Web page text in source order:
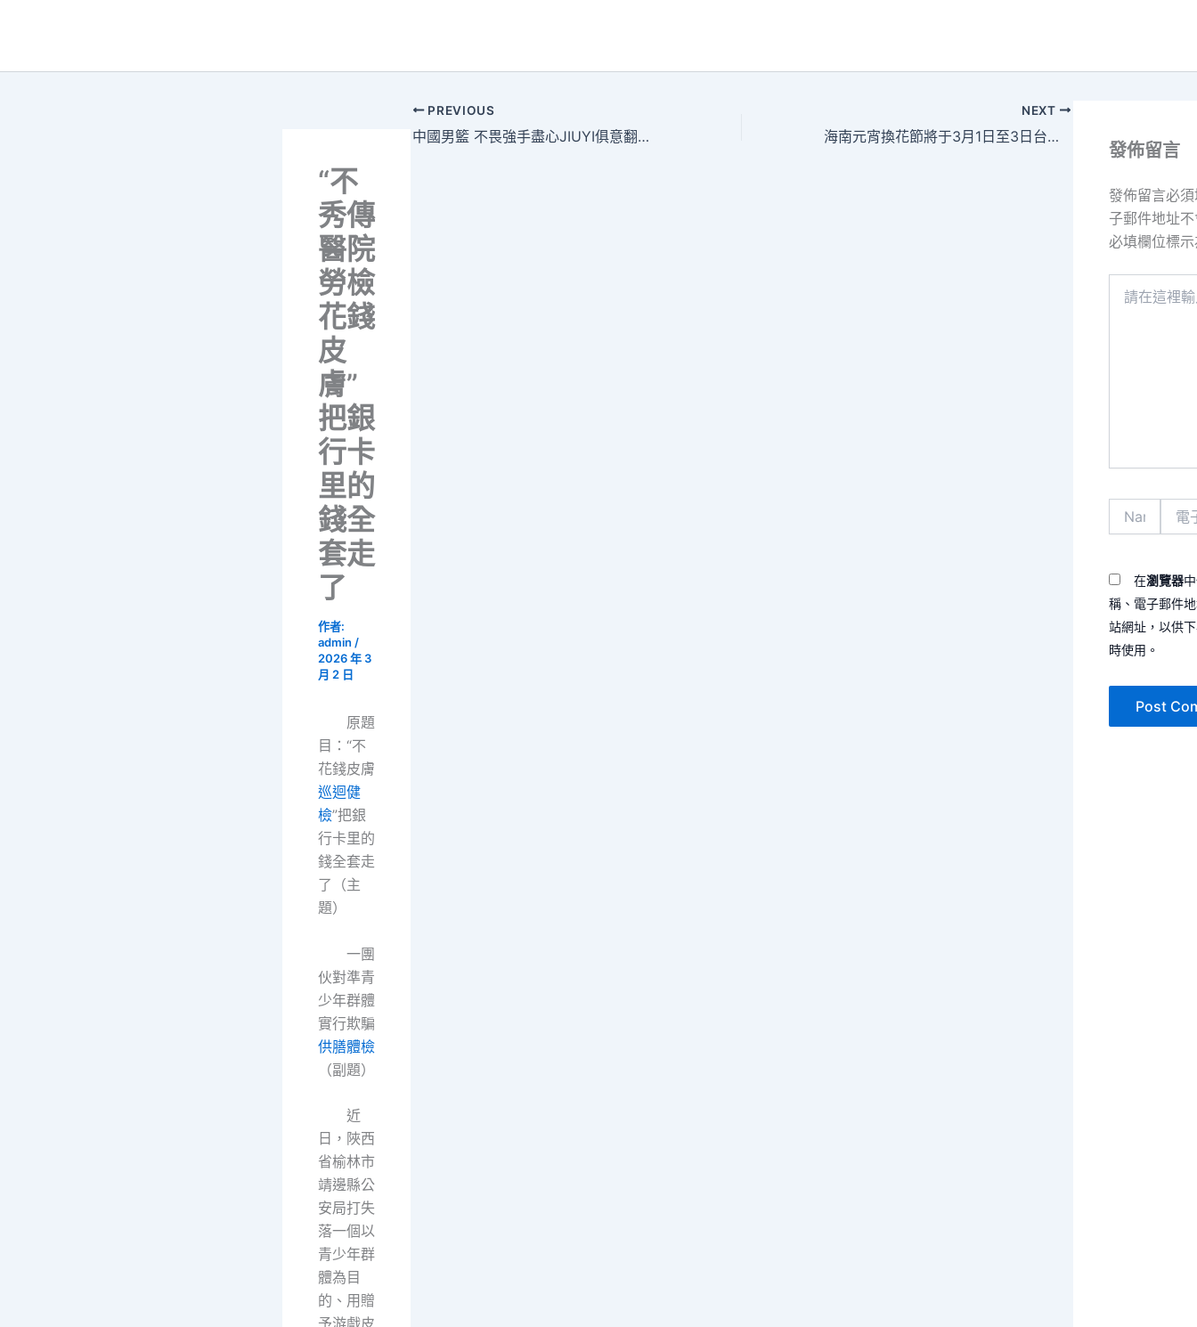
“不
秀傳
醫院
勞檢
花錢
皮
膚”
把銀
行卡
里的
錢全
套走
了
作者:
admin /
2026 年 3
月 2 日
原題
目：“不
花錢皮膚
巡迴健
檢”把銀
行卡里的
錢全套走
了（主
題）
一團
伙對準青
少年群體
實行欺騙
供膳體檢
（副題）
近
日，陜西
省榆林市
靖邊縣公
安局打失
落一個以
青少年群
體為目
的、用贈
PREVIOUS
中國男籃 不畏強手盡心JIUYI俱意翻修設計盡力
NEXT
海南元宵換花節將于3月1日至3日台包養網心得舉辦
發佈留言
發佈留言必
子郵件地址
必填欄位標
地
址
*
在瀏覽器
稱、電子郵件
站網址，以供
時使用。